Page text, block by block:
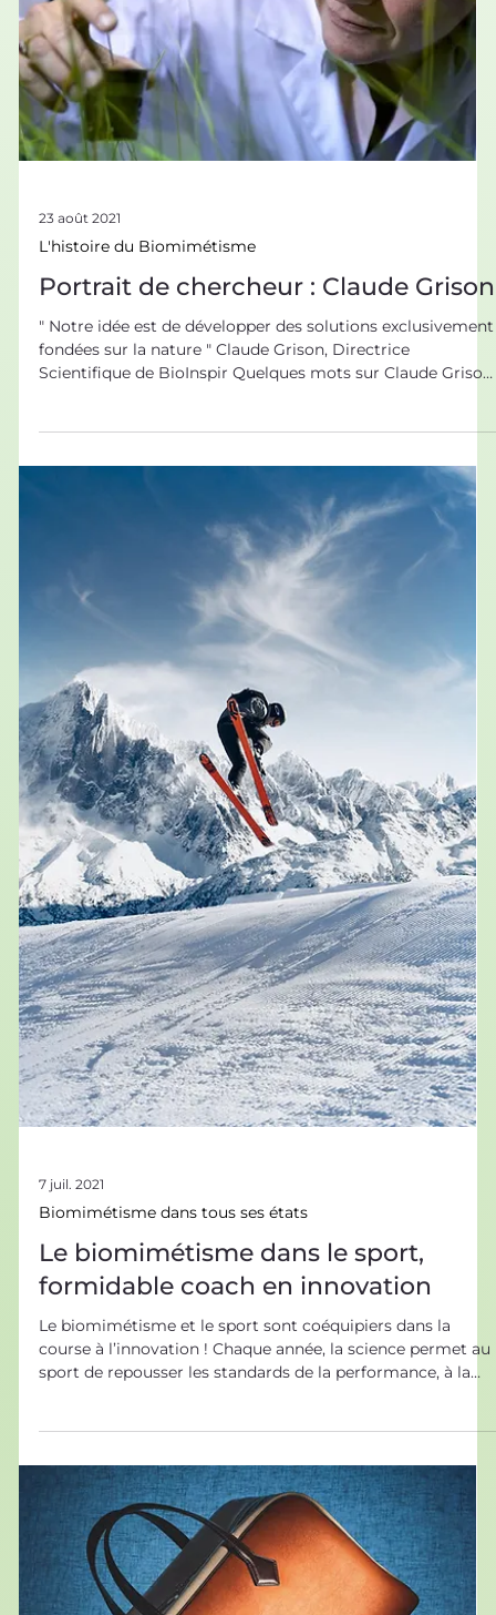
recherche fondamentale et les applications industrielles
pour un monde durable .” Ally Aukauloo, Professeur à
l'Université Paris-Saclay Quelques mots su
L'histoire du Biomimétisme
Portrait de chercheur : Claude Grison
" Notre idée est de développer des solutions exclusivement
fondées sur la nature " Claude Grison, Directrice
Scientifique de BioInspir Quelques mots sur Claude Grison
et son parcours Claude Grison est une chimiste française ,
formée à l’université de Nancy, où elle majore son cursus
avant d’y devenir Professeur des Universités. En 2003, elle
devient co-directrice du Laboratoire de Chimie Organique
Biomoléculaire à Montpellier, et connaît rapidement le
succès dans le domain
Le biomimétisme dans le sport,
formidable coach en innovation
Le biomimétisme et le sport sont coéquipiers dans la
course à l’innovation ! Chaque année, la science permet au
sport de repousser les standards de la performance, à la
fois humainement et technologiquement. À la mer ou à la